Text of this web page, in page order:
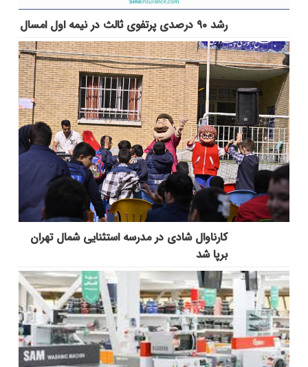
رشد ۹۰ درصدی پرتفوی ثالث در نیمه اول امسال
کارناوال شادی در مدرسه استثنایی شمال تهران
برپا شد